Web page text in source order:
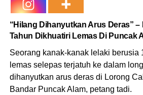
“Hilang Dihanyutkan Arus Deras”
Tahun Dikhuatiri Lemas Di Puncak
Seorang kanak-kanak lelaki berusia
lemas selepas terjatuh ke dalam
dihanyutkan arus deras di Lorong
Bandar Puncak Alam, petang tadi.